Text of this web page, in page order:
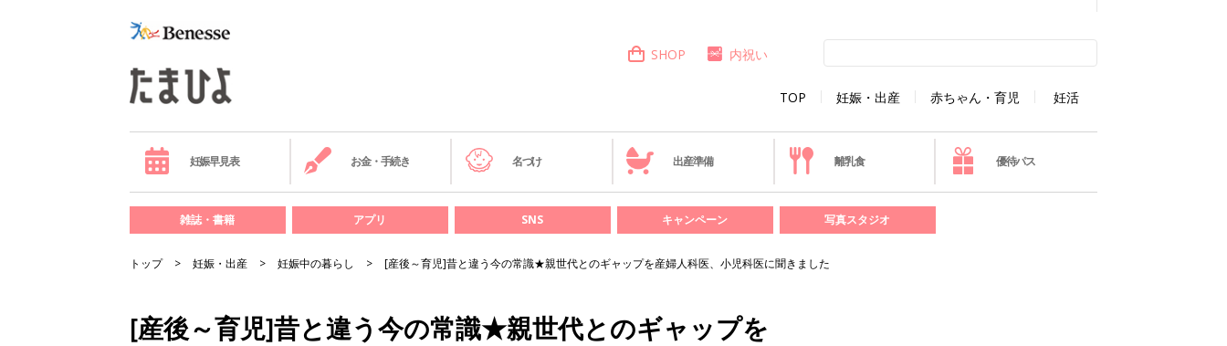
TOP 妊娠・出産 赤ちゃん・育児 妊活
SHOP 内祝い
妊娠早見表 お金・手続き 名づけ 出産準備 離乳食 優待パス
雑誌・書籍 アプリ SNS キャンペーン 写真スタジオ
トップ 妊娠・出産 妊娠中の暮らし [産後～育児]昔と違う今の常識★親世代とのギャップを産婦人科医、小児科医に聞きました
[産後～育児]昔と違う今の常識★親世代とのギャップを